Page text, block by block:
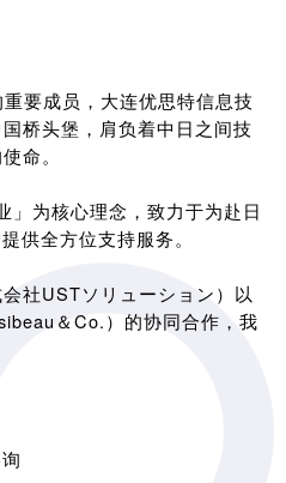
要成员，大连优思特信息技
桥头堡，肩负着中日之间技
命。
为核心理念，致力于为赴日
供全方位支持服务。
社USTソリューション）以
＆Co.）的协同合作，我